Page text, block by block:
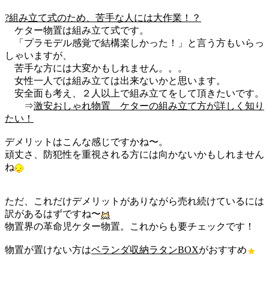
?組み立て式のため、苦手な人には大作業！？
ケター物置は組み立て式です。
「プラモデル感覚で結構楽しかった！」と言う方もいらっ
しゃいますが、
苦手な方には大変かもしれません。。。
女性一人では組み立ては出来ないかと思います。
安全面も考え、２人以上で組み立てをして頂きたいです。
⇒激安おしゃれ物置 ケターの組み立て方が詳しく知り
たい！
デメリットはこんな感じですかね〜。
頑丈さ、防犯性を重視される方には向かないかもしれません
ね
ただ、これだけデメリットがありながら売れ続けているには
訳があるはずですね〜
物置界の革命児ケター物置。これからも要チェックです！
物置が置けない方はベランダ収納ラタンBOXがおすすめ